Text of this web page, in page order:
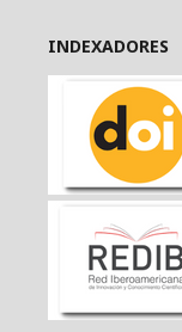
INDEXADORES